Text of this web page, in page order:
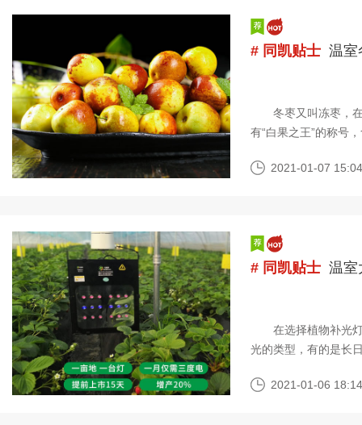
# 同凯贴士 温室
冬枣又叫冻枣，在
有“白果之王”的称号
2021-01-07
# 同凯贴士 温室
在选择植物补光灯
光的类型，有的是长
2021-01-06